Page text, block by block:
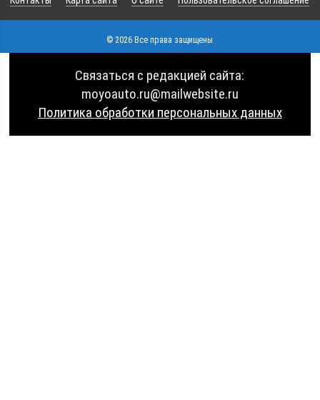
© 2026 Все права защищены
Связаться с редакцией сайта:
moyoauto.ru@mailwebsite.ru
Политика обработки персональных данных